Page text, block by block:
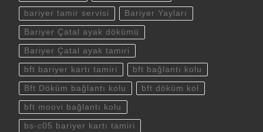
bariyer tamir servisi Bariyer Yayları
Bariyer Çatal ayak dökümü
Bariyer Çatal ayak tamiri
bft bariyer kartı tamiri bft bağlantı kolu
Bft Döküm bağlantı kolu bft döküm kol
bft moovi bağlantı kolu
bs-c05 bariyer kartı tamiri